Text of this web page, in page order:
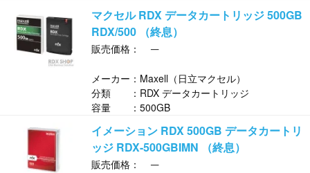
マクセル RDX データカートリッジ 500GB
RDX/500 （終息）
販売価格： ─
メーカー：Maxell（日立マクセル）
分類 ：RDX データカートリッジ
容量 ：500GB
イメーション RDX 500GB データカートリ
ッジ RDX-500GBIMN （終息）
販売価格： ─